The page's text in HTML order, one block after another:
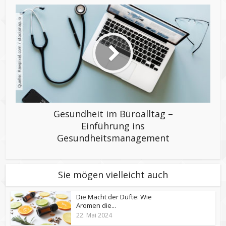
Gesundheit im Büroalltag –
Einführung ins
Gesundheitsmanagement
Sie mögen vielleicht auch
Die Macht der Düfte: Wie
Aromen die...
22. Mai 2024